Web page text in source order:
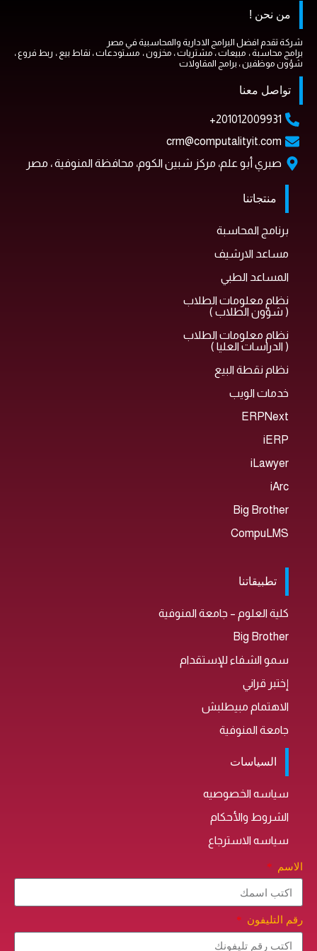
من نحن !
شركة تقدم افضل البرامج الادارية والمحاسبية في مصر
برامج محاسبة ، مبيعات ، مشتريات ، مخزون ، مستودعات ، نقاط بيع ، ربط فروع ،
شؤون موظفين ، برامج المقاولات
تواصل معنا
201012009931+
crm@computalityit.com
صبري أبو علم، مركز شبين الكوم، محافظة المنوفية ، مصر
منتجاتنا
برنامج المحاسبة
مساعد الارشيف
المساعد الطبي
نظام معلومات الطلاب
( شؤون الطلاب )
نظام معلومات الطلاب
( الدراسات العليا )
نظام نقطة البيع
خدمات الويب
ERPNext
iERP
iLawyer
iArc
Big Brother
CompuLMS
تطبيقاتنا
كلية العلوم – جامعة المنوفية
Big Brother
سمو الشفاء للإستقدام
إختبر قراني
الاهتمام مبيطلبش
جامعة المنوفية
السياسات
سياسه الخصوصيه
الشروط والأحكام
سياسه الاسترجاع
الاسم
رقم التليفون